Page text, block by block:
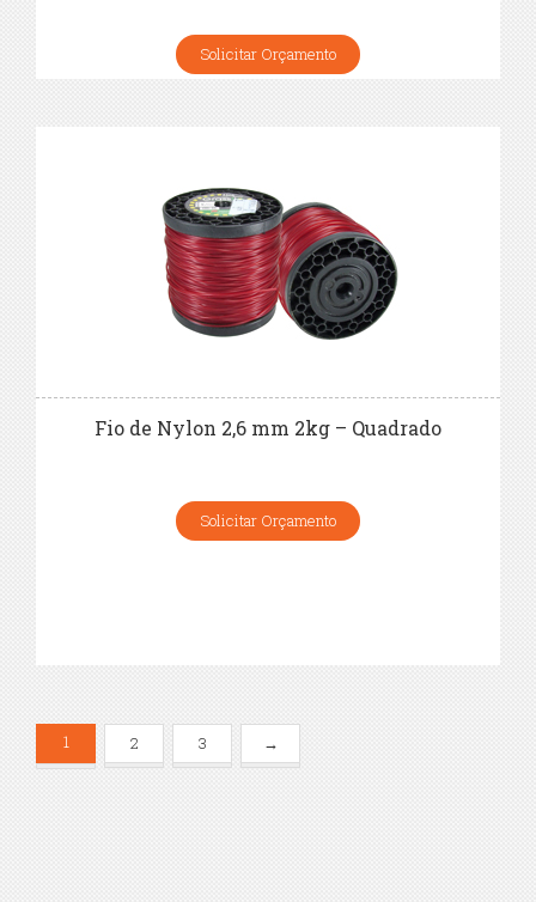
Solicitar Orçamento
Fio de Nylon 2,6 mm 2kg – Quadrado
Solicitar Orçamento
1 2 3 →